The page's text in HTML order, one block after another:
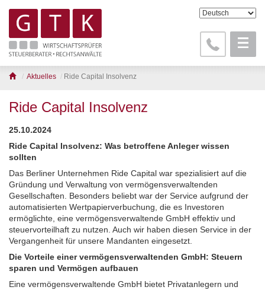
Aktuelles Ride Capital Insolvenz
Ride Capital Insolvenz
25.10.2024
Ride Capital Insolvenz: Was betroffene Anleger wissen
sollten
Das Berliner Unternehmen Ride Capital war spezialisiert auf die
Gründung und Verwaltung von vermögensverwaltenden
Gesellschaften. Besonders beliebt war der Service aufgrund der
automatisierten Wertpapierverbuchung, die es Investoren
ermöglichte, eine vermögensverwaltende GmbH effektiv und
steuervorteilhaft zu nutzen. Auch wir haben diesen Service in der
Vergangenheit für unsere Mandanten eingesetzt.
Die Vorteile einer vermögensverwaltenden GmbH: Steuern
sparen und Vermögen aufbauen
Eine vermögensverwaltende GmbH bietet Privatanlegern und